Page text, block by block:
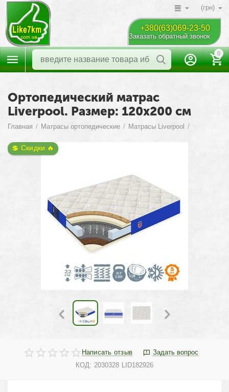
(грн)
+380(63)069-23-50
Заказать обратный звонок
0
Ортопедический матрас
Liverpool. Размер: 120х200 см
Главная / Матрасы ортопедические / Матрасы Liverpool /
💲 Скидки 🔥
Написать отзыв
Задать вопрос
КОД: 2030328 LID182926